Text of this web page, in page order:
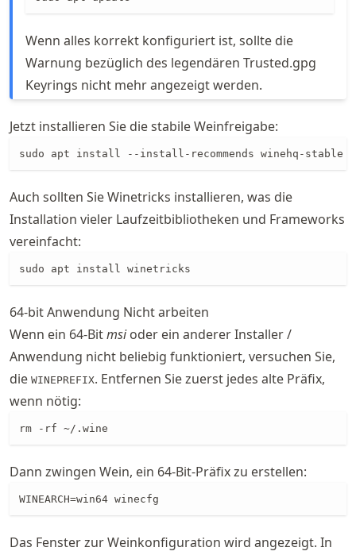
Wenn alles korrekt konfiguriert ist, sollte die
Warnung bezüglich des legendären Trusted.gpg
Keyrings nicht mehr angezeigt werden.
Jetzt installieren Sie die stabile Weinfreigabe:
sudo apt install --install-recommends winehq-stable
Auch sollten Sie Winetricks installieren, was die
Installation vieler Laufzeitbibliotheken und Frameworks
vereinfacht:
sudo apt install winetricks
64-bit Anwendung Nicht arbeiten
Wenn ein 64-Bitmsioder ein anderer Installer /
Anwendung nicht beliebig funktioniert, versuchen Sie,
die WINEPREFIX. Entfernen Sie zuerst jedes alte Präfix,
wenn nötig:
rm -rf ~/.wine
Dann zwingen Wein, ein 64-Bit-Präfix zu erstellen:
WINEARCH=win64 winecfg
Das Fenster zur Weinkonfiguration wird angezeigt. In